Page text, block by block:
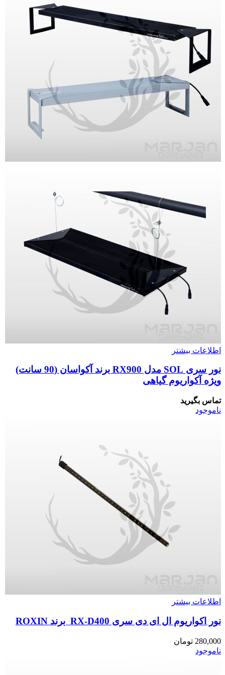
اطلاعات بیشتر
نور سری SOL مدل RX900 برند آکواسان (90 سانت)
ویژه آکواریوم گیاهی
تماس بگیرید
ناموجود
اطلاعات بیشتر
نور اکواریوم ال ای دی سری RX-D400 برند ROXIN
280,000 تومان
ناموجود